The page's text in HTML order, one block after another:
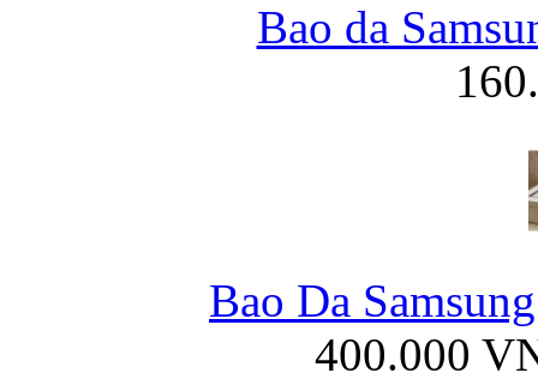
Bao da
Bao Da
400.000